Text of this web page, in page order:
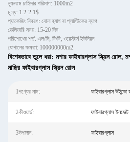
ন্যূনতম চাহিদার পরিমাণ: 1000m2
মূল্য: 1.2-2.1$
প্যাকেজিং বিবরণ: বোনা ব্যাগ বা প্লাস্টিকের ব্যাগ
ডেলিভারি সময়: 15-20 দিন
পরিশোধের শর্ত: এল/সি, টি/টি, ওয়েস্টার্ন ইউনিয়ন
যোগানের ক্ষমতা: 100000000m2
বিশেষভাবে তুলে ধরা: মশার ফাইবারগ্লাস স্ক্রিন রোল,
মাছির ফাইবারগ্লাস স্ক্রিন রোল
1পণ্যের নাম: ফাইবারগ্লাস উইন্ডো
2কীওয়ার্ড: ফাইবারগ্লাস ইনসেক্ট
3উপাদান: ফাইবারগ্লাস